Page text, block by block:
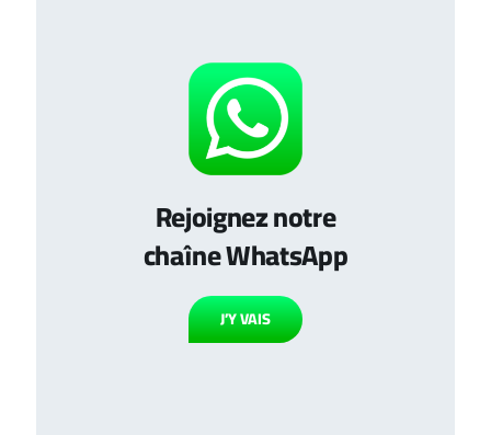
Rejoignez notre
chaîne WhatsApp
J’Y VAIS